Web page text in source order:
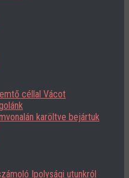
céllal Vácot
karöltve bejártuk
Ipolysági utunkról